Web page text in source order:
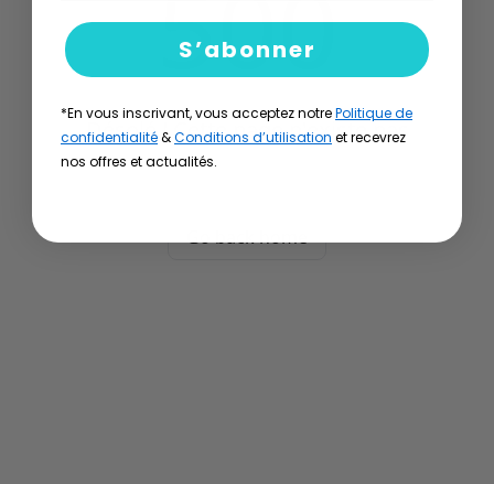
Désolé ! Cette page n'existe pas
Go back home
S’abonner
*En vous inscrivant, vous acceptez notrePolitique de
confidentialité&Conditions d’utilisation et recevrez
nos offres et actualités.